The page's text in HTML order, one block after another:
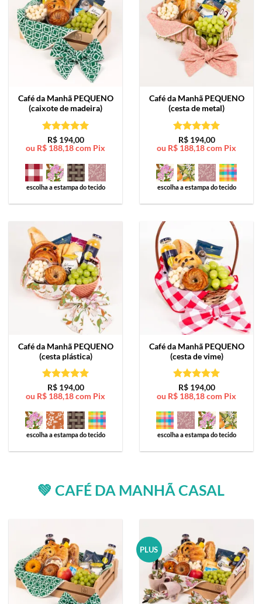
Café da Manhã PEQUENO
(caixote de madeira)
Avaliação5
de 5
R$194,00
ou R$ 188,18com Pix
escolha a estampa do tecido
Café da Manhã PEQUENO
(cesta de metal)
Avaliação5
de 5
R$194,00
ou R$ 188,18com Pix
escolha a estampa do tecido
Café da Manhã PEQUENO
(cesta plástica)
Avaliação5
de 5
R$194,00
ou R$ 188,18com Pix
escolha a estampa do tecido
Café da Manhã PEQUENO
(cesta de vime)
Avaliação5
de 5
R$194,00
ou R$ 188,18com Pix
escolha a estampa do tecido
💚 CAFÉ DA MANHÃ CASAL
PLUS